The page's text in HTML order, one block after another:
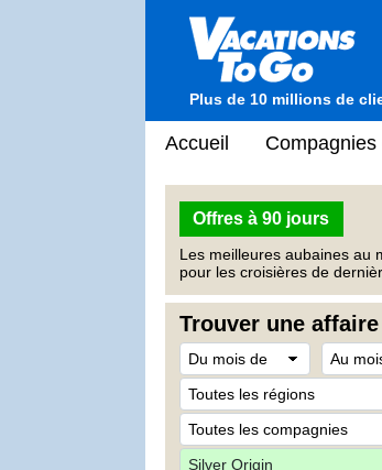
Plus de 10 millions de
Accueil
Offres à 90 jours
Les meilleures aubaines au
pour les croisières de
Trouver une affaire